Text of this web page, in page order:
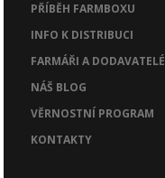
PŘÍBĚH FARMBOXU
INFO K DISTRIBUCI
FARMÁŘI A DODAVATELÉ
NÁŠ BLOG
VĚRNOSTNÍ PROGRAM
KONTAKTY